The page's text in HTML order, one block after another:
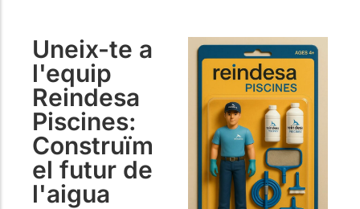
Uneix-te a
l'equip
Reindesa
Piscines:
Construïm
el futur de
l'aigua